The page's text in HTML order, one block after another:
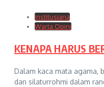
Institusiana
Warta Opini
KENAPA HARUS
Dalam kaca mata agama,
dan silaturrohmi dalam